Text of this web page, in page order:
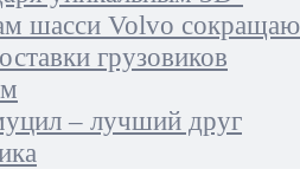
шасси Volvo
грузовиков
– лучший друг